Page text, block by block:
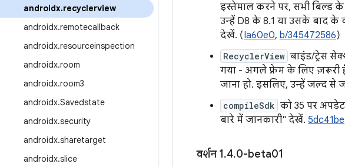
androidx.recyclerview
androidx.remotecallback
androidx.resourceinspection
androidx.room
androidx.room3
androidx.Savedstate
androidx.security
androidx.sharetarget
androidx.slice
इस्तेमाल करने पर, सभी बिल्ड
उन्हें D8 के 8.1 या उसके बाद के
देखें. (Ia60e0, b/345472586)
RecyclerView बाइंड/ट्रेस
गया - अगले फ़्रेम के लिए ज़रूरी
जाना हो. इसलिए, उन्हें जल्द से
compileSdk को 35 पर
बारे में जानकारी" देखें. 5dc41be
वर्शन 1.4.0-beta01